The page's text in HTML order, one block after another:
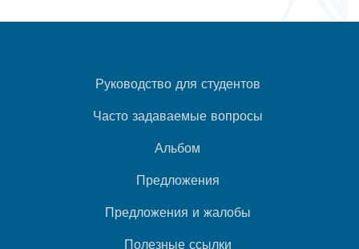
Руководство для студентов
Часто задаваемые вопросы
Альбом
Предложения
Предложения и жалобы